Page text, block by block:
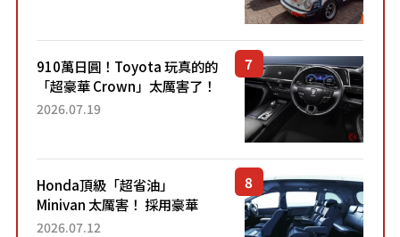
910萬日圓！Toyota 玩真的的
「超豪華 Crown」太厲害了！
採用由「匠人技藝」打造的
2026.07.19
Honda頂級「超省油」
Minivan 太厲害！ 採用豪華
「真皮座椅」與專屬「黑色內
2026.07.12